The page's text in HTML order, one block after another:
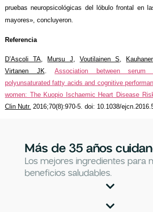
pruebas neuropsicológicas del lóbulo frontal en
mayores», concluyeron.
Referencia
D’Ascoli TA, Mursu J, Voutilainen S,
Virtanen JK. Association between serum
polyunsaturated fatty acids and cognitive
women: The Kuopio Ischaemic Heart Disease
Clin Nutr. 2016;70(8):970-5. doi: 10.1038/
Más de 35 años
Los mejores ingredientes para
beneficios saludables.